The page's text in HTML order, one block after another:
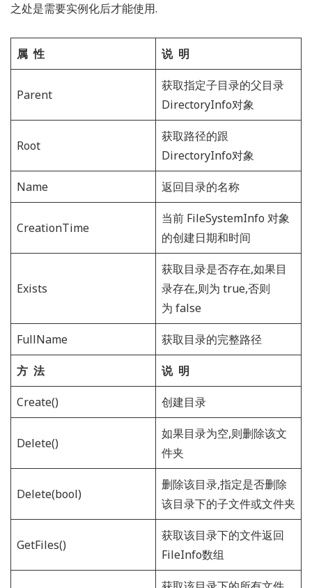
之处是需要实例化后才能使用.
属 性 说 明
Parent
获取指定子目录的父目录
DirectoryInfo对象
Root
获取路径的跟
DirectoryInfo对象
Name 返回目录的名称
CreationTime
当前 FileSystemInfo 对象
的创建日期和时间
Exists
获取目录是否存在,如果目
录存在,则为 true,否则
为 false
FullName 获取目录的完整路径
方 法 说 明
Create() 创建目录
Delete()
如果目录为空,则删除该文
件夹
Delete(bool)
删除该目录,指定是否删除
该目录下的子文件或文件夹
GetFiles()
获取该目录下的文件返回
FileInfo数组